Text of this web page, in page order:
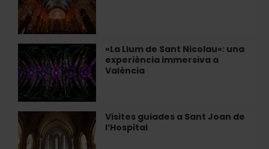
l’Església
dels
Sants
Joans
València
«La Llum de Sant Nicolau»: una
experiència immersiva a
València
Llum
de
Sant
Nicolau»:
una
experiència
immersiva
Visites guiades a Sant Joan de
l’Hospital
Visites
guiades
a